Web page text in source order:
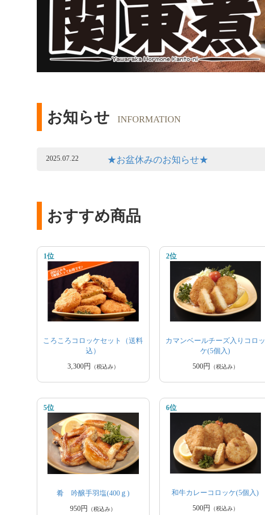
お知らせ INFORMATION
2025.07.22 ★お盆休みのお知らせ★
おすすめ商品
1位
ころころコロッケセット（送料
込）
3,300円
（税込み）
2位
カマンベールチーズ入りコロッ
ケ(5個入)
500円
（税込み）
5位
肴 吟醸手羽塩(400ｇ)
950円
（税込み）
6位
和牛カレーコロッケ(5個入)
500円
（税込み）